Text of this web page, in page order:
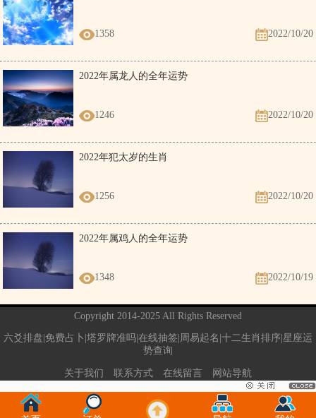
1358 2022/10/20
2022年属龙人的全年运势
1246 2022/10/20
2022年犯太岁的生肖
1256 2022/10/20
2022年属鸡人的全年运势
1348 2022/10/19
Copyright 2014-2025 All Rights Reserved
六爻排盘|免费占卜|塔罗牌准吗|在线抽签|周易起名|十二生肖排序|星座运
势查询
关于我们 联系方式 在线留言 网站导航